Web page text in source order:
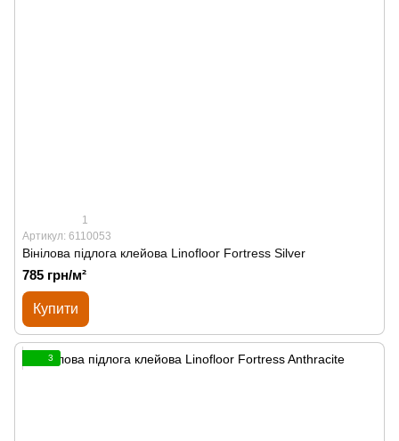
1
Артикул: 6110053
Вінілова підлога клейова Linofloor Fortress Silver
785 грн/м²
Купити
3